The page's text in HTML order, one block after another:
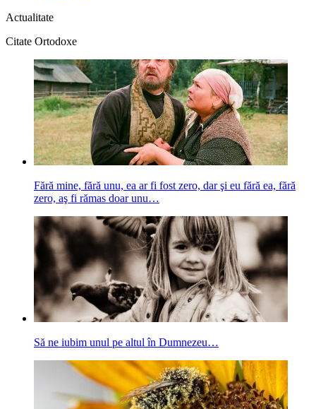
Actualitate
Citate Ortodoxe
Fără mine, fără unu, ea ar fi fost zero, dar şi eu fără ea, fără
zero, aş fi rămas doar unu…
Să ne iubim unul pe altul în Dumnezeu…